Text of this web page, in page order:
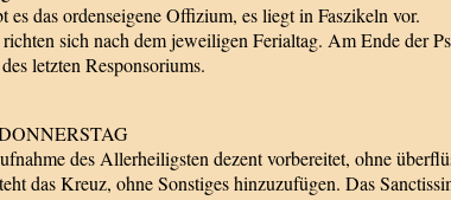
es das ordenseigene Offizium, es liegt in Faszikeln vor.
sich nach dem jeweiligen Ferialtag. Am Ende der
letzten Responsoriums.
des Allerheiligsten dezent vorbereitet, ohne
das Kreuz, ohne Sonstiges hinzuzufügen. Das